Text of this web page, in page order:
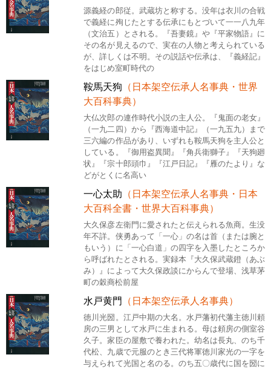
源義経の郎従。武蔵坊と称する。没年は衣川の合戦
で義経に殉じたとする伝承にもとづいて一一八九年
（文治五）とされる。『吾妻鏡』や『平家物語』に
その名が見えるので、実在の人物と考えられている
が、詳しくは不明。その説話や伝承は、『義経記』
をはじめ室町時代の
鞍馬天狗 （日本架空伝承人名事典・世界
大百科事典）
大仏次郎の連作時代小説の主人公。『鬼面の老女』
（一九二四）から『西海道中記』（一九五九）まで
三六編の作品があり、いずれも鞍馬天狗を主人公と
している。『御用盗異聞』『角兵衛獅子』『天狗廻
状』『宗十郎頭巾』『江戸日記』『雁のたより』な
どがとくに名高い
一心太助 （日本架空伝承人名事典・日本
大百科全書・世界大百科事典）
大久保彦左衛門に愛されたと伝えられる魚商。生没
年不詳。侠勇あって「一心」の名は首（または腕と
もいう）に「一心白道」の四字を入墨したところか
ら呼ばれたとされる。実録本『大久保武蔵鐙（あぶ
み）』によって大久保政談にからんで登場、浅草茅
町の穀商松前屋
水戸黄門 （日本架空伝承人名事典）
徳川光圀。江戸中期の大名。水戸藩初代藩主徳川頼
房の三男として水戸に生まれる。母は頼房の側室谷
久子。家臣の屋敷で養われた。幼名は長丸、のち千
代松、九歳で元服のとき三代将軍徳川家光の一字を
与えられて光国と名のる。のち五〇歳代に国を圀に